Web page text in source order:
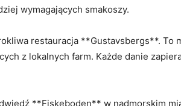
wymagających smakoszy.
restauracja **Gustavsbergs**. To
z lokalnych farm. Każde danie
**Fiskeboden** w nadmorskim